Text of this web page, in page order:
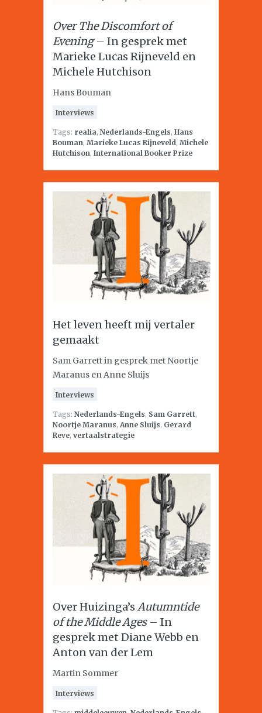
Over The Discomfort of
Evening– In gesprek met
Marieke Lucas Rijneveld en
Michele Hutchison
Hans Bouman
Interviews
Tags: realia, Nederlands-Engels, Hans
Bouman, Marieke Lucas Rijneveld, Michele
Hutchison, International Booker Prize
Het leven heeft mij vertaler
gemaakt
Sam Garrett in gesprek met Noortje
Maranus en Anne Sluijs
Interviews
Tags: Nederlands-Engels, Sam Garrett,
Noortje Maranus, Anne Sluijs, Gerard
Reve, vertaalstrategie
Over Huizinga’s Autumntide
of the Middle Ages– In
gesprek met Diane Webb en
Anton van der Lem
Martin Sommer
Interviews